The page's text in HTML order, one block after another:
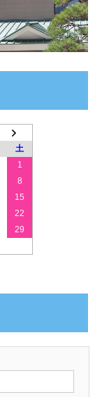
土
1
8
15
22
29